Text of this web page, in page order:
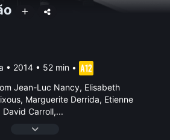
• 2014 • 52 min •
Jean-Luc Nancy, Elisabeth
Marguerite Derrida, Etienne
David Carroll,...